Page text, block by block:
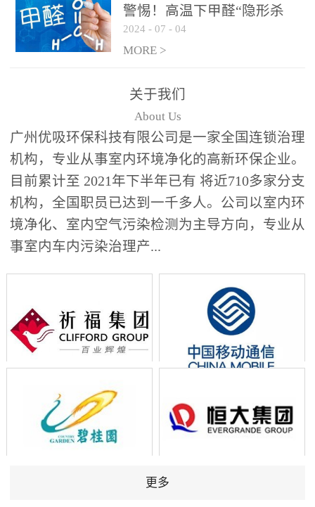
警惕！高温下甲醛“隐形杀
手”来袭，你的家安全吗？
2024 - 07 - 04
MORE >
关于我们
About Us
广州优吸环保科技有限公司是一家全国连锁治理
机构，专业从事室内环境净化的高新环保企业。
目前累计至 2021年下半年已有 将近710多家分支
机构，全国职员已达到一千多人。公司以室内环
境净化、室内空气污染检测为主导方向，专业从
事室内车内污染治理产...
更多